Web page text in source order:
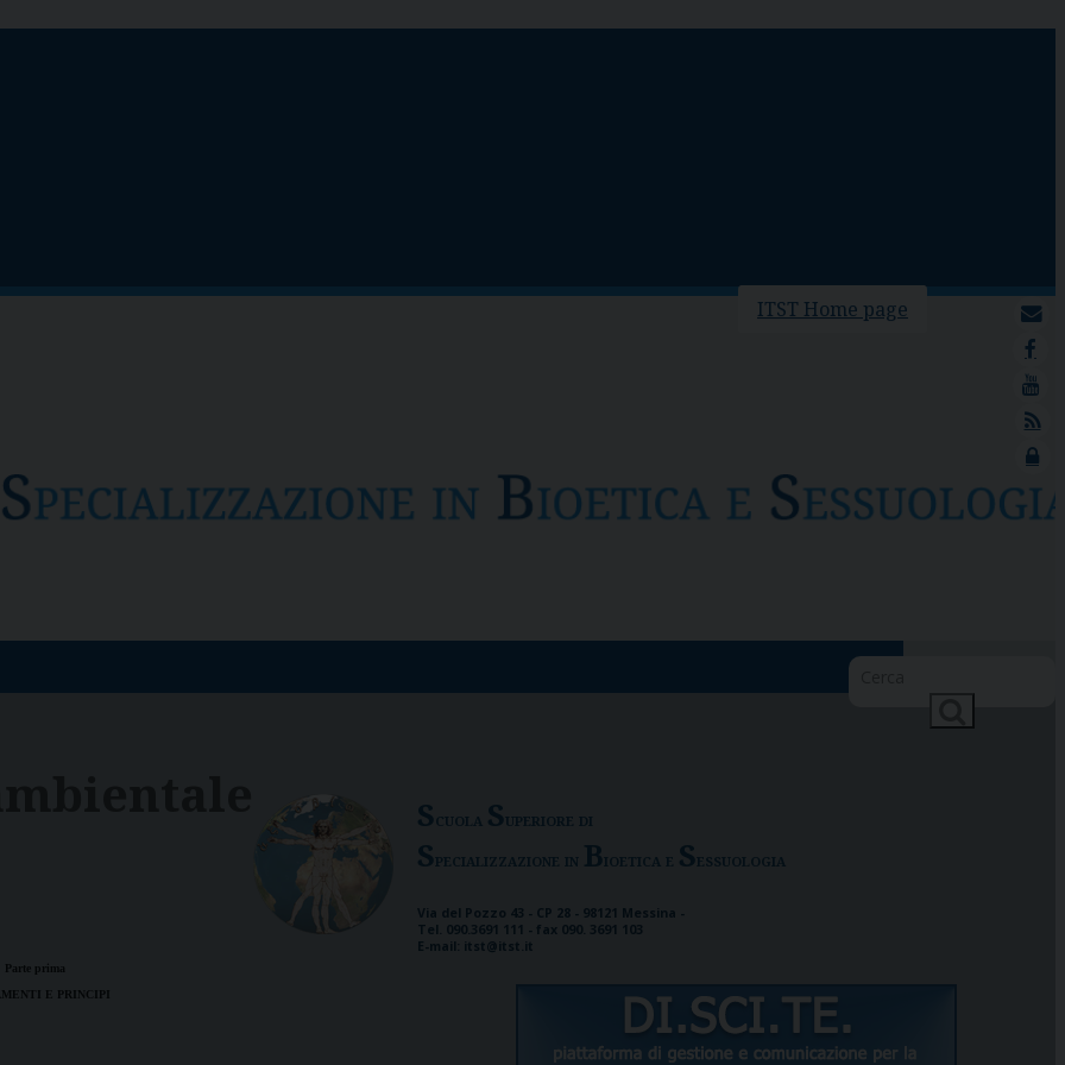
ITST Home page
Parte prima
E PRINCIPI
Scuola Superiore di
Specializzazione in Bioetica e Sessuologia
Via del Pozzo 43 - CP 28 - 98121 Messina -
Tel. 090.3691 111 - fax 090. 3691 103
E-mail: itst@itst.it